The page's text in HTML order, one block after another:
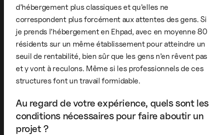
d’hébergement plus classiques et qu’elles ne
correspondent plus forcément aux attentes des gens. Si
je prends l’hébergement en Ehpad, avec en moyenne 80
résidents sur un même établissement pour atteindre un
seuil de rentabilité, bien sûr que les gens n’en rêvent pas
et y vont à reculons. Même si les professionnels de ces
structures font un travail formidable.
Au regard de votre expérience, quels sont les
conditions nécessaires pour faire aboutir un
projet ?